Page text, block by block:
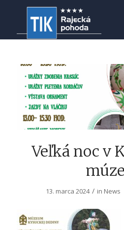
Veľká noc v
13. marca 2024 / in News